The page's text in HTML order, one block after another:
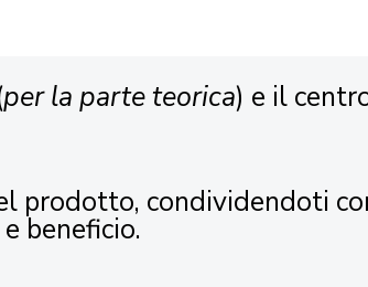
per la parte teorica) e il
prodotto, condividendoti
beneficio.